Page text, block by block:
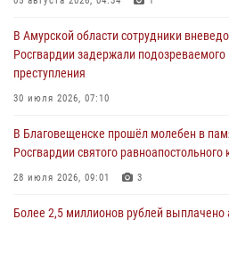
В Амурской области сотрудники
Росгвардии задержали
преступления
30 июля 2026, 07:10
В Благовещенске прошёл молебен в
Росгвардии святого
28 июля 2026, 09:01 3
Более 2,5 миллионов рублей